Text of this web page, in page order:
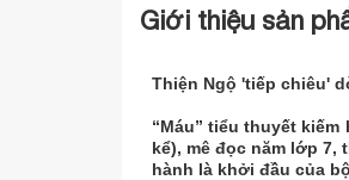
Giới thiệu sản
Thiện Ngộ 'tiếp chiêu'
“Máu” tiểu thuyết
kể), mê đọc năm lớp 7,
hành là khởi đầu của bộ